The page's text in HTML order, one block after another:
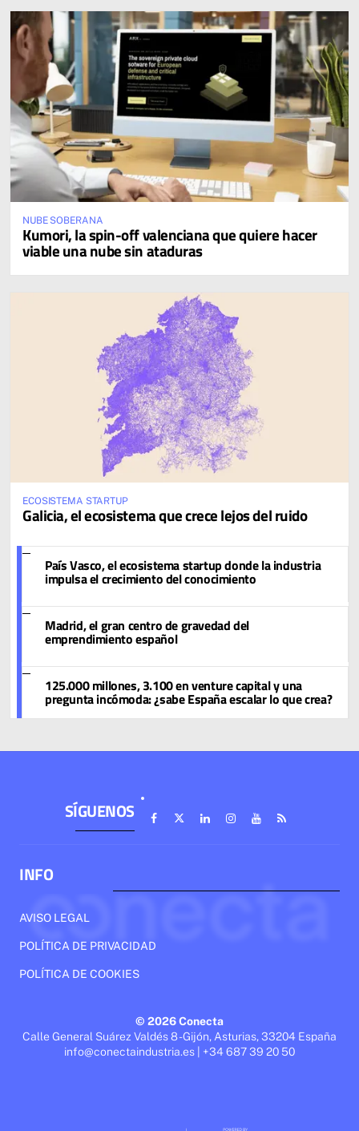
NUBE SOBERANA
Kumori, la spin-off valenciana que quiere hacer
viable una nube sin ataduras
ECOSISTEMA STARTUP
Galicia, el ecosistema que crece lejos del ruido
País Vasco, el ecosistema startup donde la industria
impulsa el crecimiento del conocimiento
Madrid, el gran centro de gravedad del
emprendimiento español
125.000 millones, 3.100 en venture capital y una
pregunta incómoda: ¿sabe España escalar lo que crea?
SÍGUENOS
INFO
AVISO LEGAL
POLÍTICA DE PRIVACIDAD
POLÍTICA DE COOKIES
© 2026 Conecta
Calle General Suárez Valdés 8 - Gijón, Asturias, 33204 España
info@conectaindustria.es | +34 687 39 20 50